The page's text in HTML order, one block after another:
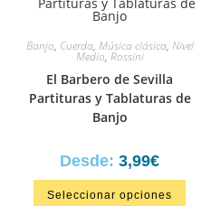
Banjo, Cuerda, Música clásica, Nivel
Medio, Rossini
El Barbero de Sevilla
Partituras y Tablaturas de
Banjo
Desde: 3,99€
Seleccionar opciones